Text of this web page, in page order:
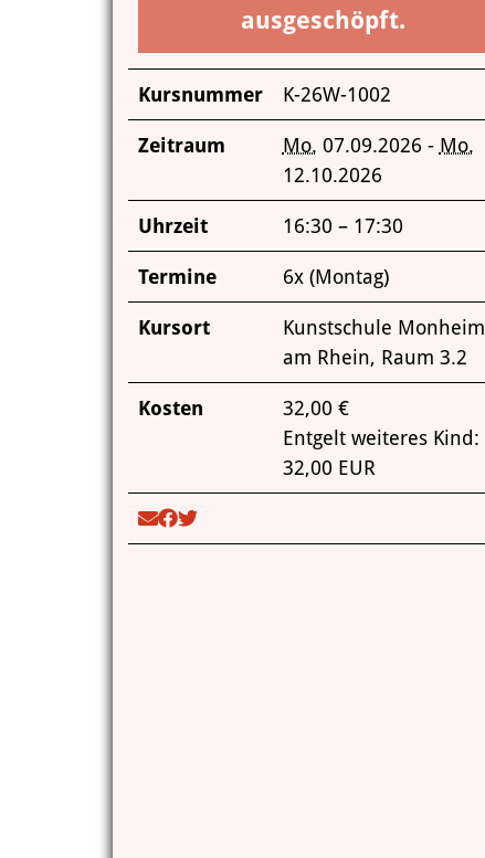
ausgeschöpft.
Kursnummer K-26W-1002
Zeitraum Mo. 07.09.2026 - Mo.
12.10.2026
Uhrzeit 16:30 – 17:30
Termine 6x (Montag)
Kursort
Kunstschule Monheim
am Rhein, Raum 3.2
Kosten
32,00 €
Entgelt weiteres Kind:
32,00 EUR